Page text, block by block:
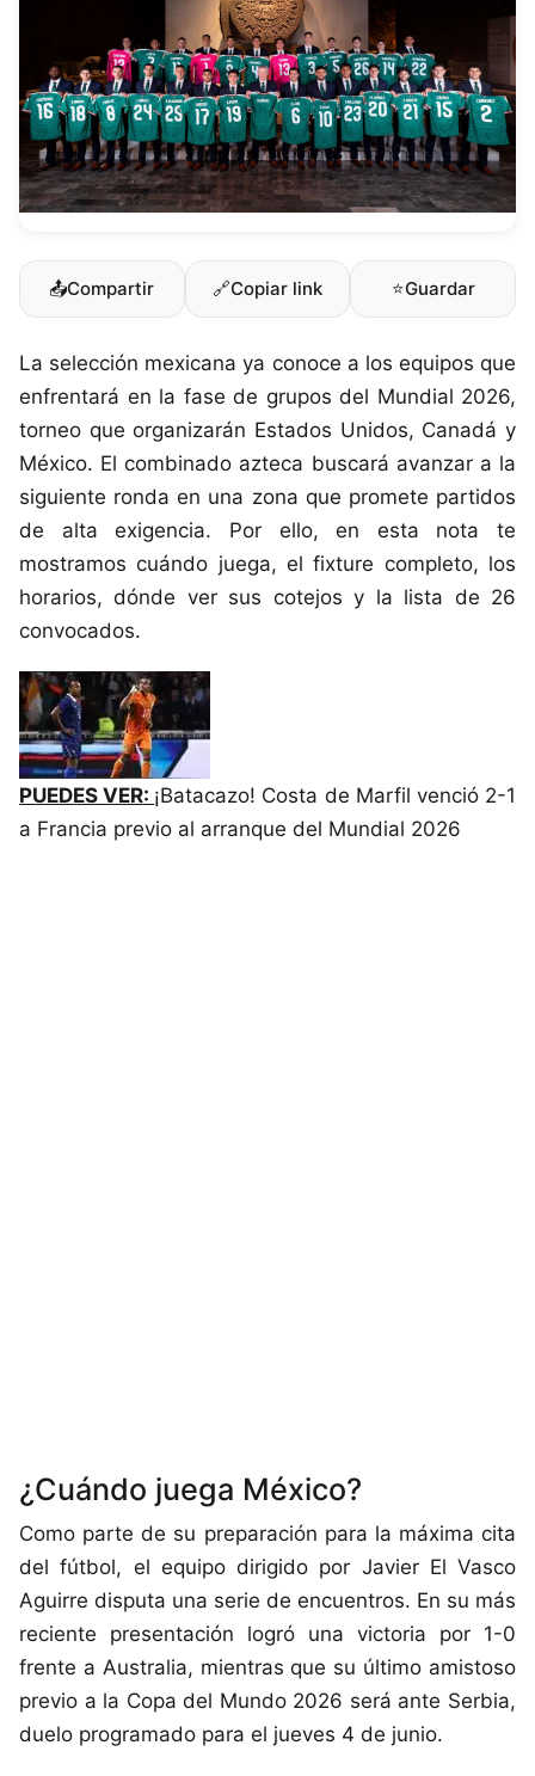
📤Compartir 🔗Copiar link ⭐Guardar
La selección mexicana ya conoce a los equipos que
enfrentará en la fase de grupos del Mundial 2026,
torneo que organizarán Estados Unidos, Canadá y
México. El combinado azteca buscará avanzar a la
siguiente ronda en una zona que promete partidos
de alta exigencia. Por ello, en esta nota te
mostramos cuándo juega, el fixture completo, los
horarios, dónde ver sus cotejos y la lista de 26
convocados.
PUEDES VER: ¡Batacazo! Costa de Marfil venció 2-1
a Francia previo al arranque del Mundial 2026
¿Cuándo juega México?
Como parte de su preparación para la máxima cita
del fútbol, el equipo dirigido por Javier El Vasco
Aguirre disputa una serie de encuentros. En su más
reciente presentación logró una victoria por 1-0
frente a Australia, mientras que su último amistoso
previo a la Copa del Mundo 2026 será ante Serbia,
duelo programado para el jueves 4 de junio.